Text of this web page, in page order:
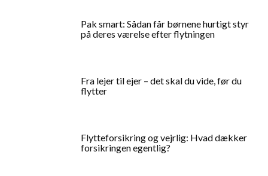
Pak smart: Sådan får børnene hurtigt styr
på deres værelse efter flytningen
Fra lejer til ejer – det skal du vide, før du
flytter
Flytteforsikring og vejrlig: Hvad dækker
forsikringen egentlig?